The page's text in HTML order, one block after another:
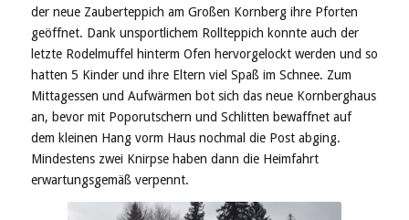
der neue Zauberteppich am Großen Kornberg ihre Pforten
geöffnet. Dankunsportlichem Rollteppich konnte auch der
letzte Rodelmuffel hinterm Ofen hervorgelockt werden und so
hatten 5 Kinder und ihre Eltern viel Spaß im Schnee. Zum
Mittagessen und Aufwärmen bot sich das neue Kornberghaus
an, bevor mit Poporutschern und Schlitten bewaffnet auf
dem kleinen Hang vorm Haus nochmal die Post abging.
Mindestens zwei Knirpse haben dann die Heimfahrt
erwartungsgemäß verpennt.